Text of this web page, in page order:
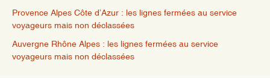
Provence Alpes Côte d’Azur : les lignes fermées au service
voyageurs mais non déclassées
Auvergne Rhône Alpes : les lignes fermées au service
voyageurs mais non déclassées